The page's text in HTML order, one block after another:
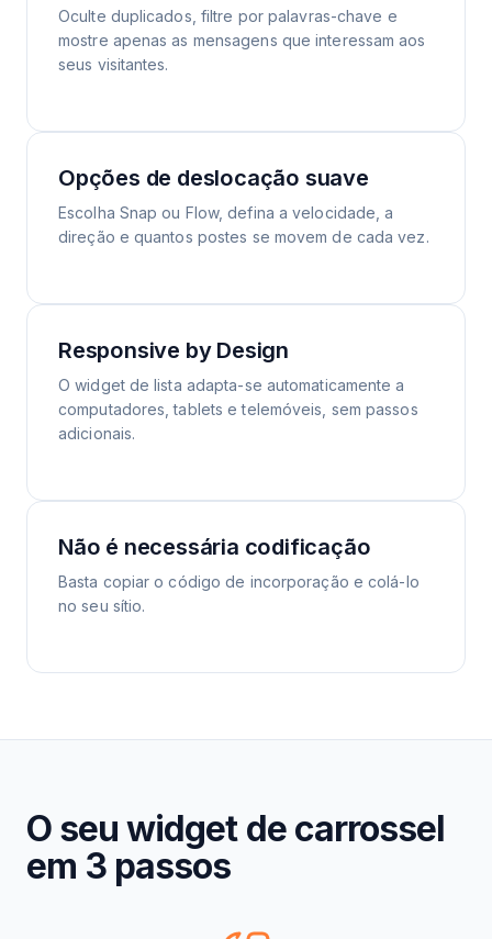
Oculte duplicados, filtre por palavras-chave e
mostre apenas as mensagens que interessam aos
seus visitantes.
Opções de deslocação suave
Escolha Snap ou Flow, defina a velocidade, a
direção e quantos postes se movem de cada vez.
Responsive by Design
O widget de lista adapta-se automaticamente a
computadores, tablets e telemóveis, sem passos
adicionais.
Não é necessária codificação
Basta copiar o código de incorporação e colá-lo
no seu sítio.
O seu widget de carrossel
em 3 passos